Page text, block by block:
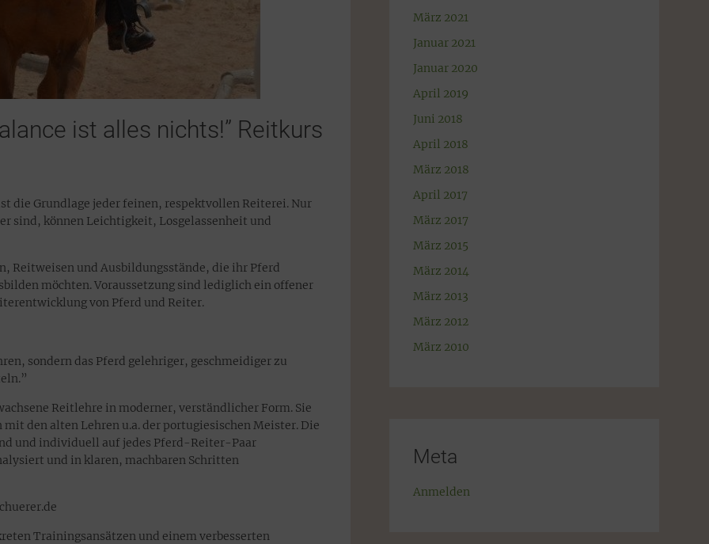
ist alles nichts!” Reitkurs
die Grundlage jeder feinen, respektvollen Reiterei. Nur
sind, können Leichtigkeit, Losgelassenheit und
Reitweisen und Ausbildungsstände, die ihr Pferd
möchten. Voraussetzung sind lediglich ein offener
von Pferd und Reiter.
sondern das Pferd gelehriger, geschmeidiger zu
Reitlehre in moderner, verständlicher Form. Sie
den alten Lehren u.a. der portugiesischen Meister. Die
und individuell auf jedes Pferd-Reiter-Paar
und in klaren, machbaren Schritten
Trainingsansätzen und einem verbesserten
März 2021
Januar 2021
Januar 2020
April 2019
Juni 2018
April 2018
März 2018
April 2017
März 2017
März 2015
März 2014
März 2013
März 2012
März 2010
Meta
Anmelden